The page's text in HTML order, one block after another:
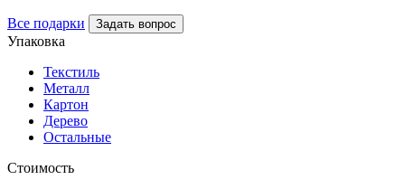
Все подарки Задать вопрос
Упаковка
Текстиль
Металл
Картон
Дерево
Остальные
Стоимость